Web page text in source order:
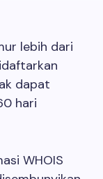
lebih dari
dapat
hari
WHOIS